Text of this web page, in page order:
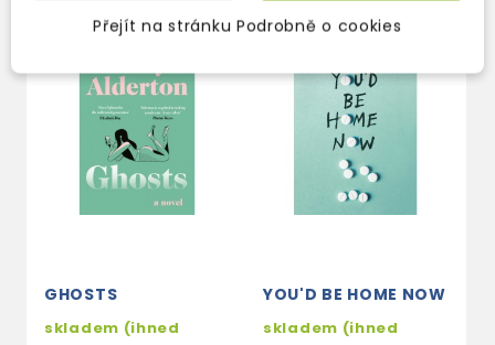
GHOSTS
skladem (ihned
YOU'D BE HOME NOW
skladem (ihned
Přejít na stránku Podrobně o cookies